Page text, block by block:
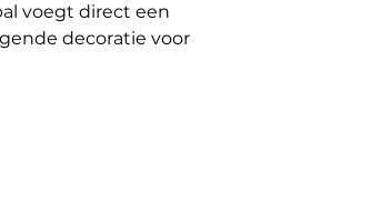
voegt direct een
decoratie voor